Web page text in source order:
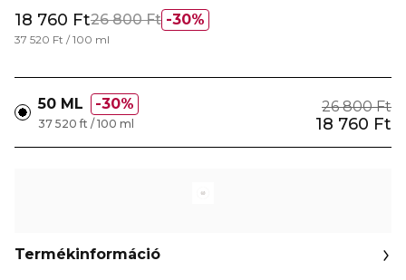
30%
18 760 Ft26 800 Ft
37 520 Ft / 100 ml
50 ML 30% 26 800 Ft
18 760 Ft
37 520 ft / 100 ml
Termékinformáció